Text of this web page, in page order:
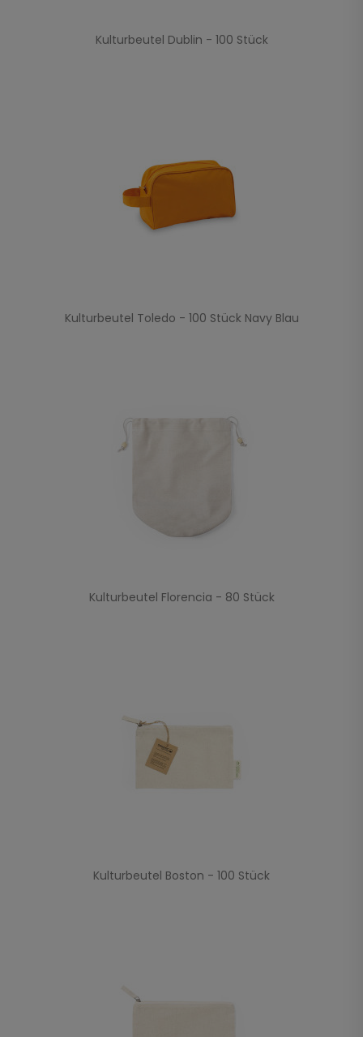
Kulturbeutel Dublin - 100 Stück
Kulturbeutel Toledo - 100 Stück Navy Blau
Kulturbeutel Florencia - 80 Stück
Kulturbeutel Boston - 100 Stück